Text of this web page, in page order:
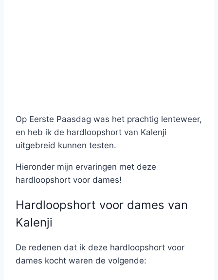
Op Eerste Paasdag was het prachtig lenteweer,
en heb ik de hardloopshort van Kalenji
uitgebreid kunnen testen.
Hieronder mijn ervaringen met deze
hardloopshort voor dames!
Hardloopshort voor dames van
Kalenji
De redenen dat ik deze hardloopshort voor
dames kocht waren de volgende: